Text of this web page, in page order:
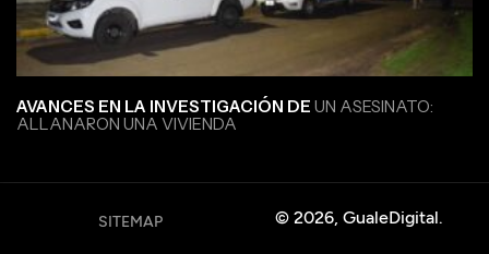
AVANCES EN LA INVESTIGACIÓN DE UN ASESINATO:
ALLANARON UNA VIVIENDA
© 2026, GualeDigital.
SITEMAP